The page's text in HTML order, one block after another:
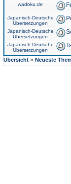
wadoku.de
Japanisch-Deutsche
Übersetzungen
Japanisch-Deutsche
Übersetzungen
Japanisch-Deutsche
Übersetzungen
Übersicht » Neueste